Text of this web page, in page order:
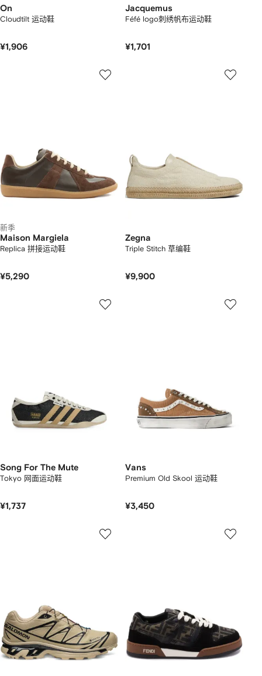
On
Cloudtilt 运动鞋
¥1,906
Jacquemus
Féfé logo刺绣帆布运动鞋
¥1,701
新季
Maison Margiela
Replica 拼接运动鞋
¥5,290
Zegna
Triple Stitch 草编鞋
¥9,900
Song For The Mute
Tokyo 网面运动鞋
¥1,737
Vans
Premium Old Skool 运动鞋
¥3,450